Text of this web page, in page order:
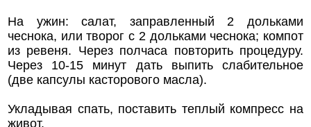
На ужин: салат, заправленный 2 дольками
чеснока, или творог с 2 дольками чеснока; компот
из ревеня. Через полчаса повторить процедуру.
Через 10-15 минут дать выпить слабительное
(две капсулы касторового масла).
Укладывая спать, поставить теплый компресс на
живот.